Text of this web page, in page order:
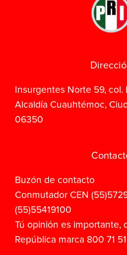
Insurgentes Norte 59, col.
Alcaldía Cuauhtémoc,
06350
Buzón de contacto
Conmutador CEN
(55)55419100
Tú opinión es importante,
República marca 800 71 51